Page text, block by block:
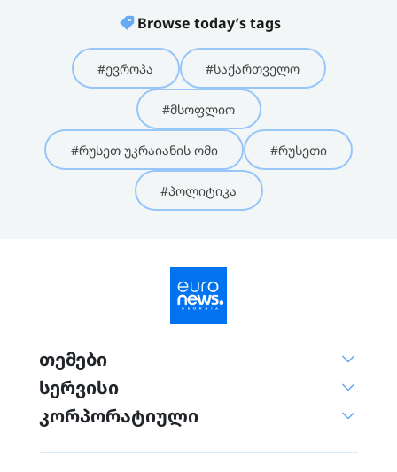
Browse today’s tags
#ევროპა #საქართველო
#მსოფლიო
#რუსეთ უკრაიანის ომი #რუსეთი
#პოლიტიკა
თემები
სერვისი
კორპორატიული